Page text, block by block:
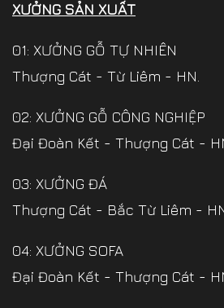
XƯỞNG SẢN XUẤT
01: XƯỞNG GỖ TỰ NHIÊN
Thượng Cát - Từ Liêm - HN.
02: XƯỞNG GỖ CÔNG NGHIỆP
Đại Đoàn Kết - Thượng Cát -
03: XƯỞNG ĐÁ
Thượng Cát - Bắc Từ Liêm -
04: XƯỞNG SOFA
Đại Đoàn Kết - Thượng Cát -